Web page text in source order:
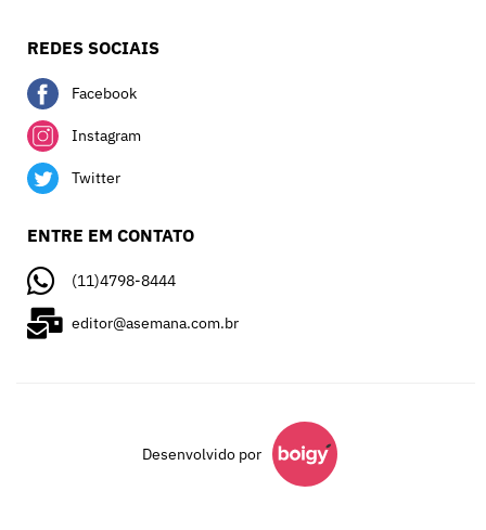
REDES SOCIAIS
Facebook
Instagram
Twitter
ENTRE EM CONTATO
(11)4798-8444
editor@asemana.com.br
Desenvolvido por